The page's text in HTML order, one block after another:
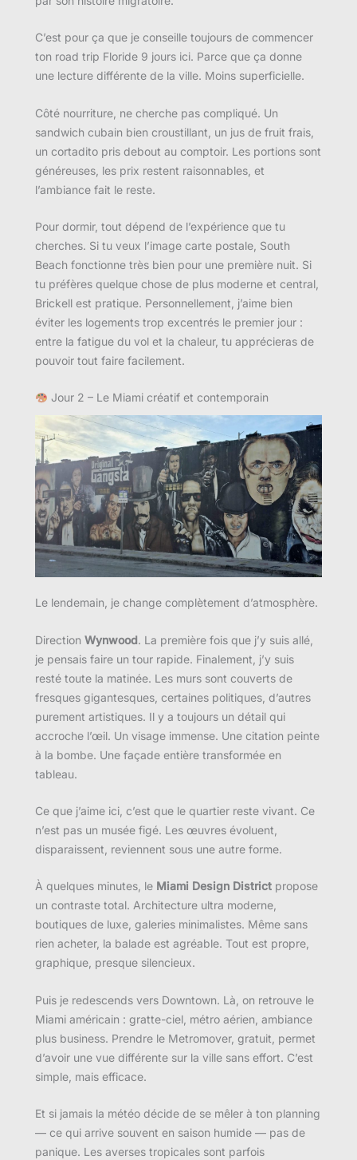
C’est pour ça que je conseille toujours de commencer
ton road trip Floride 9 jours ici. Parce que ça donne
une lecture différente de la ville. Moins superficielle.
Côté nourriture, ne cherche pas compliqué. Un
sandwich cubain bien croustillant, un jus de fruit frais,
un cortadito pris debout au comptoir. Les portions sont
généreuses, les prix restent raisonnables, et
l’ambiance fait le reste.
Pour dormir, tout dépend de l’expérience que tu
cherches. Si tu veux l’image carte postale, South
Beach fonctionne très bien pour une première nuit. Si
tu préfères quelque chose de plus moderne et central,
Brickell est pratique. Personnellement, j’aime bien
éviter les logements trop excentrés le premier jour :
entre la fatigue du vol et la chaleur, tu apprécieras de
pouvoir tout faire facilement.
Jour 2 – Le Miami créatif et contemporain
Le lendemain, je change complètement d’atmosphère.
Direction Wynwood. La première fois que j’y suis allé,
je pensais faire un tour rapide. Finalement, j’y suis
resté toute la matinée. Les murs sont couverts de
fresques gigantesques, certaines politiques, d’autres
purement artistiques. Il y a toujours un détail qui
accroche l’œil. Un visage immense. Une citation peinte
à la bombe. Une façade entière transformée en
tableau.
Ce que j’aime ici, c’est que le quartier reste vivant. Ce
n’est pas un musée figé. Les œuvres évoluent,
disparaissent, reviennent sous une autre forme.
À quelques minutes, le Miami Design District propose
un contraste total. Architecture ultra moderne,
boutiques de luxe, galeries minimalistes. Même sans
rien acheter, la balade est agréable. Tout est propre,
graphique, presque silencieux.
Puis je redescends vers Downtown. Là, on retrouve le
Miami américain : gratte-ciel, métro aérien, ambiance
plus business. Prendre le Metromover, gratuit, permet
d’avoir une vue différente sur la ville sans effort. C’est
simple, mais efficace.
Et si jamais la météo décide de se mêler à ton planning
— ce qui arrive souvent en saison humide — pas de
panique. Les averses tropicales sont parfois